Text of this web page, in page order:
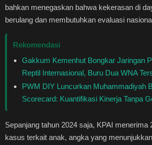
Travel
bahkan menegaskan bahwa kekerasan di
berulang dan membutuhkan evaluasi
Rekomendasi
Gakkum Kemenhut Bongkar Jaringan
Reptil Internasional, Buru Dua WNA
PWM DIY Luncurkan Muhammadiyah
Scorecard: Kuantifikasi Kinerja Tanpa
Sepanjang tahun 2024 saja, KPAI menerima
kasus terkait anak, angka yang